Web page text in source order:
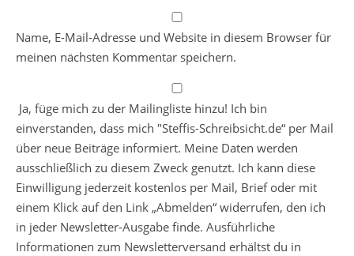
Name, E-Mail-Adresse und Website in diesem Browser für
meinen nächsten Kommentar speichern.
Ja, füge mich zu der Mailingliste hinzu! Ich bin
einverstanden, dass mich "Steffis-Schreibsicht.de“ per Mail
über neue Beiträge informiert. Meine Daten werden
ausschließlich zu diesem Zweck genutzt. Ich kann diese
Einwilligung jederzeit kostenlos per Mail, Brief oder mit
einem Klick auf den Link „Abmelden“ widerrufen, den ich
in jeder Newsletter-Ausgabe finde. Ausführliche
Informationen zum Newsletterversand erhältst du in